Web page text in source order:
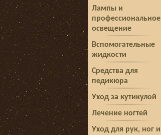
Лампы и
профессиональное
освещение
Вспомогательные
жидкости
Средства для
педикюра
Уход за кутикулой
Лечение ногтей
Уход для рук, ног и